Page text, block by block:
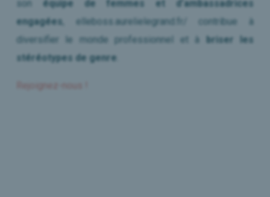
son équipe de femmes et d’ambassadrices
engagées , elleboss.aurelielegrand.fr/ contribue à
diversifier le monde professionnel et à
briser les
stéréotypes de genre